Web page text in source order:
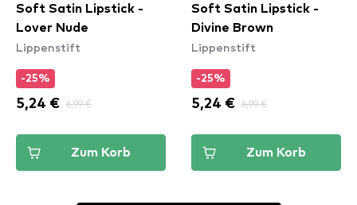
Soft Satin Lipstick -
Lover Nude
Lippenstift
-25%
5,24 € 6,99 €
Zum Korb
Soft Satin Lipstick -
Divine Brown
Lippenstift
-25%
5,24 € 6,99 €
Zum Korb